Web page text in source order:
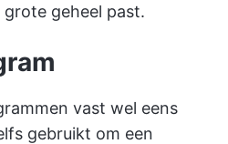
geheel past.
vast wel eens
gebruikt om een